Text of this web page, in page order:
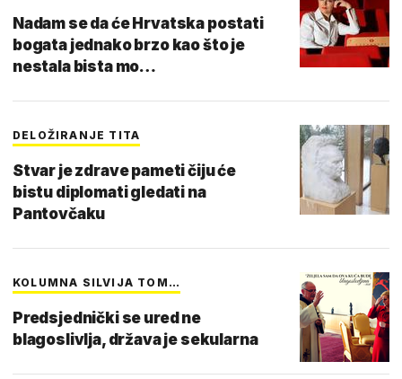
Nadam se da će Hrvatska postati
bogata jednako brzo kao što je
nestala bista mo…
DELOŽIRANJE TITA
Stvar je zdrave pameti čiju će
bistu diplomati gledati na
Pantovčaku
KOLUMNA SILVIJA TOM…
Predsjednički se ured ne
blagoslivlja, država je sekularna